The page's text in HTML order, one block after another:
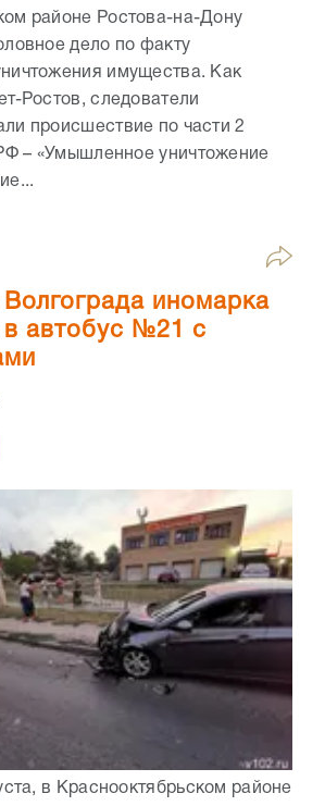
районе Ростова-на-Дону
дело по факту
имущества. Как
Ростов, следователи
происшествие по части 2
– «Умышленное уничтожение
иномарка
в автобус №21 с
в Краснооктябрьском районе